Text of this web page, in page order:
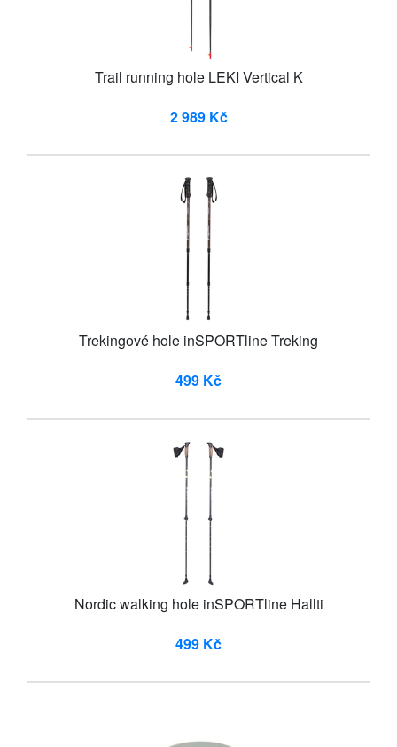
Trail running hole LEKI Vertical K
2 989 Kč
Trekingové hole inSPORTline Treking
499 Kč
Nordic walking hole inSPORTline Hallti
499 Kč